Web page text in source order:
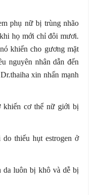
phụ nữ bị trùng nhão
họ mới chỉ đôi mươi.
khiến cho gương mặt
nguyên nhân dẫn đến
xin nhấn mạnh
khiến cơ thể nữ giới bị
thiếu hụt estrogen ở
da luôn bị khô và dễ bị